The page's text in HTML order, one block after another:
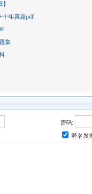
十年真题pdf
集
密码:
匿名发